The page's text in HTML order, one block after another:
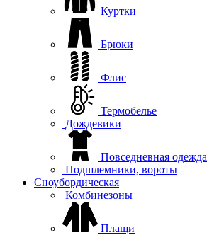
Куртки
Брюки
Флис
Термобелье
Дождевики
Повседневная одежда
Подшлемники, вороты
Сноубордическая
Комбинезоны
Плащи